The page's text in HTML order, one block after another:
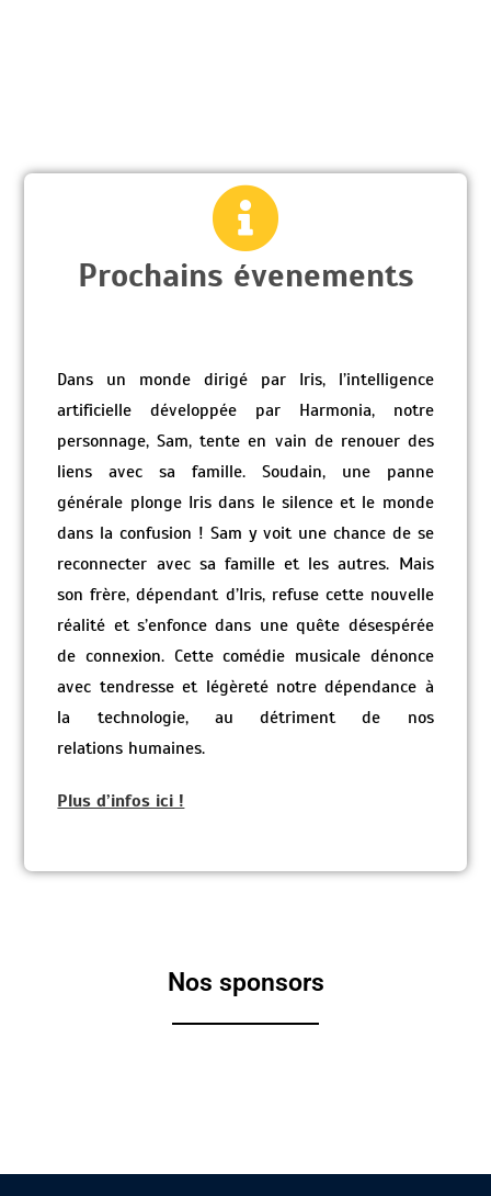
Prochains évenements
Dans un monde dirigé par Iris, l’intelligence
artificielle développée par Harmonia, notre
personnage, Sam, tente en vain de renouer des
liens avec sa famille. Soudain, une panne
générale plonge Iris dans le silence et le monde
dans la confusion ! Sam y voit une chance de se
reconnecter avec sa famille et les autres. Mais
son frère, dépendant d’Iris, refuse cette nouvelle
réalité et s’enfonce dans une quête désespérée
de connexion. Cette comédie musicale dénonce
avec tendresse et légèreté notre dépendance à
la technologie, au détriment de nos
relations humaines.
Plus d’infos ici !
Nos sponsors